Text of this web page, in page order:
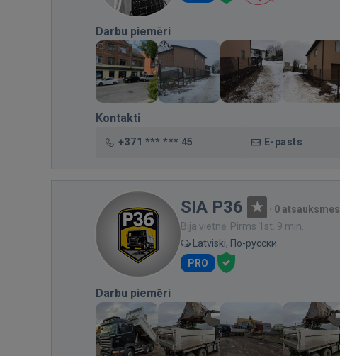
Darbu piemēri
Kontakti
+371 *** *** 45 E-pasts
SIA P36 · 0 atsauksmes
Bija vietnē: Pirms 1st. 9 min.
Latviski, По-русски
PRO
Darbu piemēri